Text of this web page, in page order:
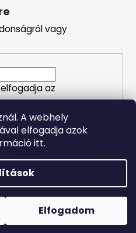
A webhely
elfogadja azok
itt.
Elfogadom
a csomagautomatákba
érzékeny
hogy optimális állapotban
vagy
az
. Minden jog fenntartva.Süti